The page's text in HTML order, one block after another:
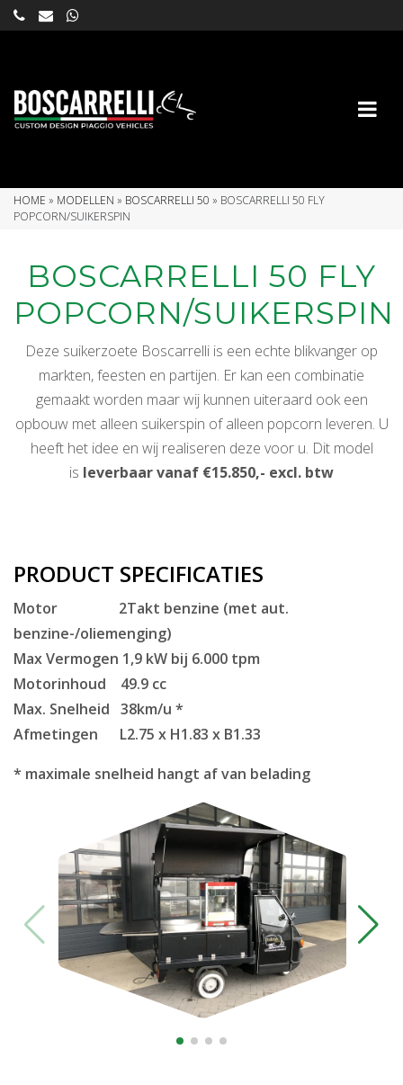
HOME » MODELLEN » BOSCARRELLI 50 » BOSCARRELLI 50 FLY
POPCORN/SUIKERSPIN
BOSCARRELLI 50 FLY
POPCORN/SUIKERSPIN
Deze suikerzoete Boscarrelli is een echte blikvanger op
markten, feesten en partijen. Er kan een combinatie
gemaakt worden maar wij kunnen uiteraard ook een
opbouw met alleen suikerspin of alleen popcorn leveren. U
heeft het idee en wij realiseren deze voor u. Dit model
is leverbaar vanaf €15.850,- excl. btw
PRODUCT SPECIFICATIES
Motor 2Takt benzine (met aut.
benzine-/oliemenging)
Max Vermogen 1,9 kW bij 6.000 tpm
Motorinhoud 49.9 cc
Max. Snelheid 38km/u *
Afmetingen L2.75 x H1.83 x B1.33
* maximale snelheid hangt af van belading